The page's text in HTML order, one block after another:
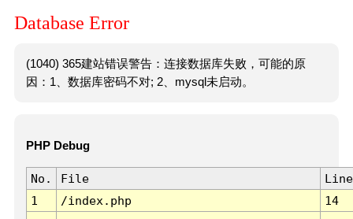
Database Error
(1040) 365建站错误警告：连接数据库失败，可能的原
因：1、数据库密码不对; 2、mysql未启动。
PHP Debug
No. File
Line
1
/index.php 14